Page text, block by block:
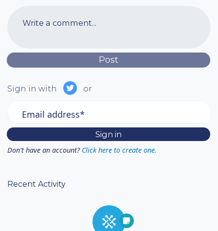
Write a comment...
Sign in with or
Email address*
Don't have an account? Click here to create one.
Recent Activity